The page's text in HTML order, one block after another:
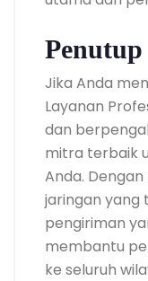
Penutup
Jika Anda
Layanan
dan
mitra terbaik
Anda.
jaringan yang
pengiriman
membantu
ke seluruh